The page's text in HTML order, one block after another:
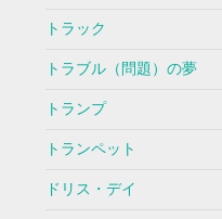
トラック
トラブル（問題）の夢
トランプ
トランペット
ドリス・デイ